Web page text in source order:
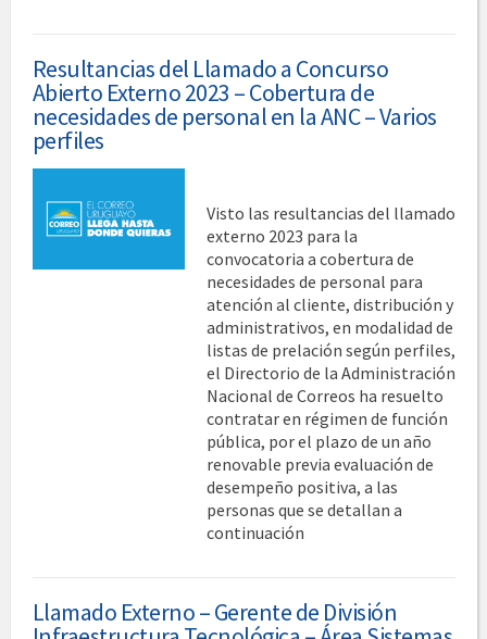
Resultancias del Llamado a Concurso
Abierto Externo 2023 – Cobertura de
necesidades de personal en la ANC – Varios
perfiles
Visto las resultancias del llamado
externo 2023 para la
convocatoria a cobertura de
necesidades de personal para
atención al cliente, distribución y
administrativos, en modalidad de
listas de prelación según perfiles,
el Directorio de la Administración
Nacional de Correos ha resuelto
contratar en régimen de función
pública, por el plazo de un año
renovable previa evaluación de
desempeño positiva, a las
personas que se detallan a
continuación
Llamado Externo – Gerente de División